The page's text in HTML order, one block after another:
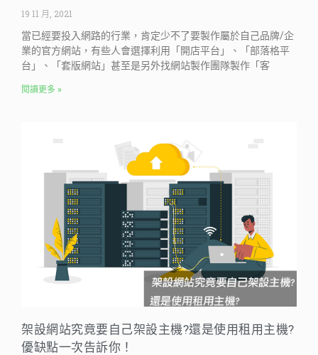
19 11 月, 2021
當已經要投入網路的行業，肯定少不了要製作屬於自己品牌/企
業的官方網站，有些人會選擇利用「開店平台」、「部落格平
台」、「套版網站」甚至是另外找網站製作團隊製作「客
閱讀更多 »
架設網站究竟要自己架設主機?還是使用租用主機?
優缺點一次告訴你！